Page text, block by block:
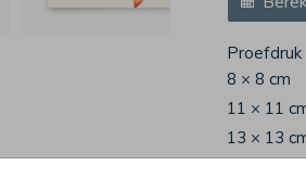
Proefdruk
8 × 8 cm
11 × 11
13 × 13